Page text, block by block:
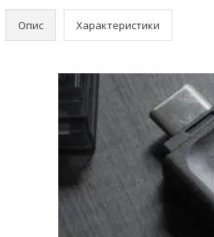
Опис Характеристики